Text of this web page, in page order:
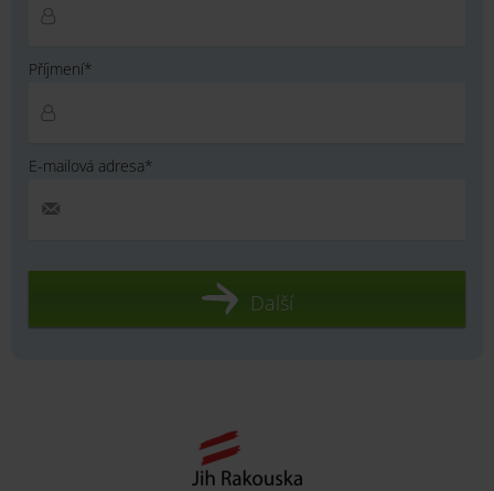
Příjmení*
E-mailová adresa*
Další